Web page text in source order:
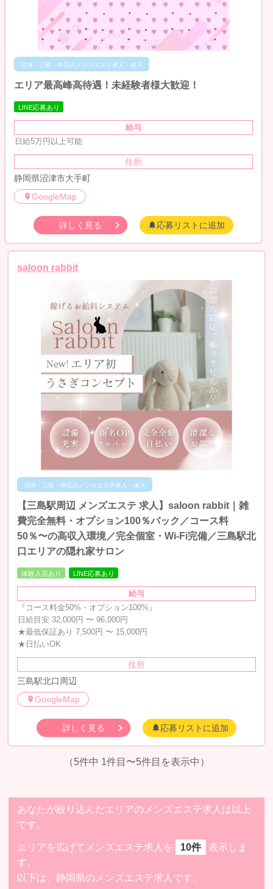
沼津・三島・伊豆のメンズエステ求人・体入
エリア最高峰高待遇！未経験者様大歓迎！
LINE応募あり
給与
日給5万円以上可能
住所
静岡県沼津市大手町
GoogleMap
詳しく見る 応募リストに追加
saloon rabbit
沼津・三島・伊豆のメンズエステ求人・体入
【三島駅周辺 メンズエステ 求人】saloon rabbit｜雑
費完全無料・オプション100％バック／コース料
50％〜の高収入環境／完全個室・Wi-Fi完備／三島駅北
口エリアの隠れ家サロン
体験入店あり LINE応募あり
給与
『コース料金50%・オプション100%』
日給目安 32,000円 〜 96,000円
★最低保証あり 7,500円 〜 15,000円
★日払いOK
住所
三島駅北口周辺
GoogleMap
詳しく見る 応募リストに追加
（5件中 1件目〜5件目を表示中）
あなたが絞り込んだエリアのメンズエステ求人は以上
です。
エリアを広げてメンズエステ求人を 10件
表示しま
す。
以下は、静岡県のメンズエステ求人です。